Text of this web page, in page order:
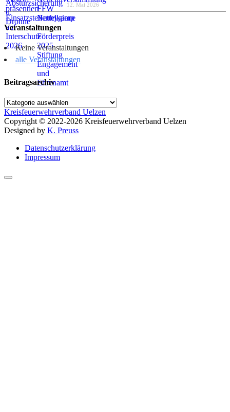
12. Mai 2026
Veranstaltungen
Keine Veranstaltungen
alle Veranstaltungen
Beitragsarchiv
Beitragsarchiv
Kreisfeuerwehrverband Uelzen
Copyright © 2022-2026 Kreisfeuerwehrverband Uelzen
Designed by K. Preuss
Datenschutzerklärung
Impressum